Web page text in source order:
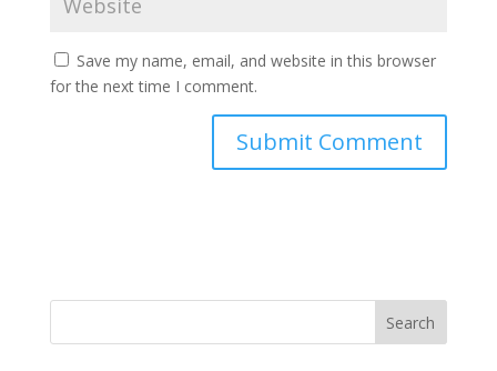
Save my name, email, and website in this browser
for the next time I comment.
Search